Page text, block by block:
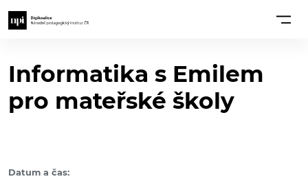
Informatika s Emilem
pro mateřské školy
Datum a čas: